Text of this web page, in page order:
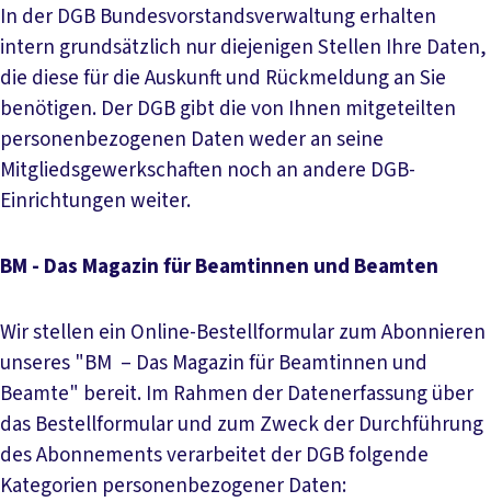
In der DGB Bundesvorstandsverwaltung erhalten
intern grundsätzlich nur diejenigen Stellen Ihre Daten,
die diese für die Auskunft und Rückmeldung an Sie
benötigen. Der DGB gibt die von Ihnen mitgeteilten
personenbezogenen Daten weder an seine
Mitgliedsgewerkschaften noch an andere DGB-
Einrichtungen weiter.
BM - Das Magazin für Beamtinnen und Beamten
Wir stellen ein Online-Bestellformular zum Abonnieren
unseres "BM – Das Magazin für Beamtinnen und
Beamte" bereit. Im Rahmen der Datenerfassung über
das Bestellformular und zum Zweck der Durchführung
des Abonnements verarbeitet der DGB folgende
Kategorien personenbezogener Daten: